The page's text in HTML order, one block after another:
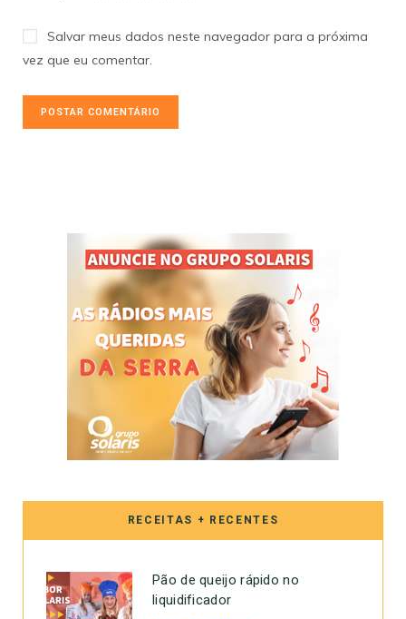
Salvar meus dados neste navegador para a próxima
vez que eu comentar.
RECEITAS + RECENTES
Pão de queijo rápido no
liquidificador